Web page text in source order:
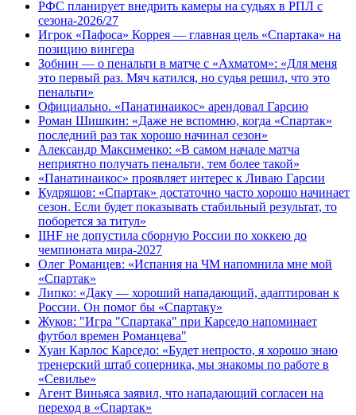
РФС планирует внедрить камеры на судьях в РПЛ с
сезона-2026/27
Игрок «Пафоса» Коррея — главная цель «Спартака» на
позицию вингера
Зобнин — о пенальти в матче с «Ахматом»: «Для меня
это первый раз. Мяч катился, но судья решил, что это
пенальти»
Официально. «Панатинаикос» арендовал Гарсию
Роман Шишкин: «Даже не вспомню, когда «Спартак»
последний раз так хорошо начинал сезон»
Александр Максименко: «В самом начале матча
неприятно получать пенальти, тем более такой»
«Панатинаикос» проявляет интерес к Ливаю Гарсии
Кудряшов: «Спартак» достаточно часто хорошо начинает
сезон. Если будет показывать стабильный результат, то
поборется за титул»
IIHF не допустила сборную России по хоккею до
чемпионата мира‑2027
Олег Романцев: «Испания на ЧМ напомнила мне мой
«Спартак»
Липко: «Даку — хороший нападающий, адаптирован к
России. Он помог бы «Спартаку»
Жуков: "Игра "Спартака" при Карседо напоминает
футбол времен Романцева"
Хуан Карлос Карседо: «Будет непросто, я хорошо знаю
тренерский штаб соперника, мы знакомы по работе в
«Севилье»
Агент Виньяса заявил, что нападающий согласен на
переход в «Спартак»